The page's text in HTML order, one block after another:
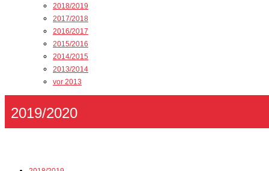
2018/2019
2017/2018
2016/2017
2015/2016
2014/2015
2013/2014
vor 2013
2019/2020